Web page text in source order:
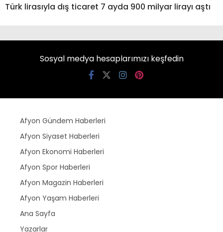
Türk lirasıyla dış ticaret 7 ayda 900 milyar lirayı aştı
Sosyal medya hesaplarımızı keşfedin
Afyon Gündem Haberleri
Afyon Siyaset Haberleri
Afyon Ekonomi Haberleri
Afyon Spor Haberleri
Afyon Magazin Haberleri
Afyon Yaşam Haberleri
Ana Sayfa
Yazarlar